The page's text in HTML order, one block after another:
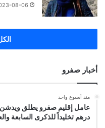
08-06
الكل
أخبار صفرو
منذ أسبوع واحد
درهم تخليداً للذكرى السابعة